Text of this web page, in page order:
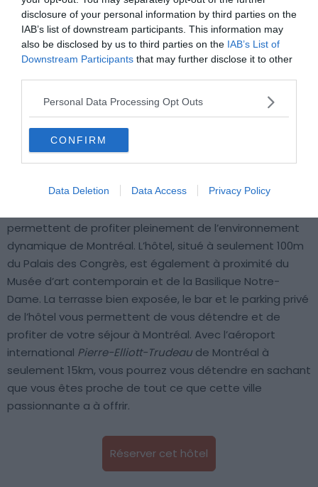
disclosure of your personal information by third parties on the
IAB’s list of downstream participants. This information may
also be disclosed by us to third parties on the IAB’s List of
Downstream Participants that may further disclose it to other
Personal Data Processing Opt Outs
CONFIRM
Data Deletion Data Access Privacy Policy
Crédit photo : Booking
📍 Lieu :Voir sur la carte
💶Gamme :Luxueux
💙On aime :Une atmosphère moderne quasi
permettent de profiter pleinement de l’environnement
dynamique de Montréal. L’hôtel, situé à seulement 100m
du Palais des Congrès, est également à proximité du
Musée d’art contemporain et de la Basilique Notre-
Dame. La terrasse bien exposée, le bar et le parking privé
de l’hôtel vous permettent de vous détendre et de
profiter de votre séjour à Montréal. Avec l’aéroport
international Pierre-Elliott-Trudeau de Montréal à
seulement 15km, vous pourrez vous détendre en sachant
que vous êtes proche de tout ce que cette ville
passionnante a à offrir.
Réserver cet hôtel